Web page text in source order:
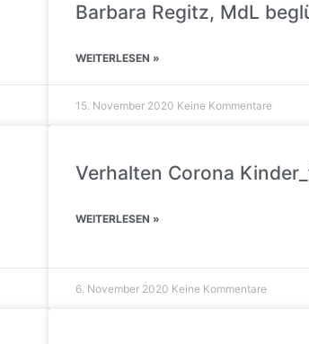
Barbara Regitz, MdL
WEITERLESEN »
15. November 2020 Keine Kommentare
Verhalten Corona
WEITERLESEN »
6. November 2020 Keine Kommentare